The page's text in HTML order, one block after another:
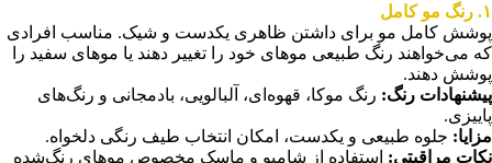
۱. رنگ مو کامل
پوشش کامل مو برای داشتن ظاهری یکدست و شیک. مناسب افرادی
که می‌خواهند رنگ طبیعی موهای خود را تغییر دهند یا موهای سفید را
پوشش دهند.
پیشنهادات رنگ: رنگ موکا، قهوه‌ای، آلبالویی، بادمجانی و رنگ‌های
پاییزی.
مزایا: جلوه طبیعی و یکدست، امکان انتخاب طیف رنگی دلخواه.
نکات مراقبتی: استفاده از شامپو و ماسک مخصوص موهای رنگ‌شده